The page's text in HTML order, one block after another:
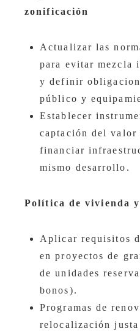
zonificación
Actualizar las
para evitar mezcla
y definir
público y
Establecer
captación del valor
financiar
mismo desarrollo.
Política de vivienda
Aplicar requisitos
en proyectos de
de unidades
bonos).
Programas de
relocalización justa